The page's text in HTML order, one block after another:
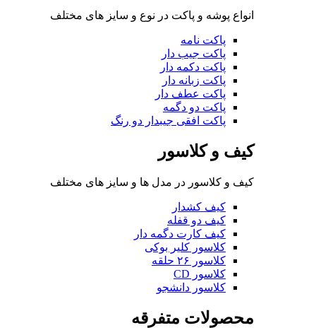
انواع پوشه و پاکت در نوع و سایز های مختلف
پاکت نامه
پاکت جیب دار
پاکت دکمه دار
پاکت زبانه دار
پاکت عطف دار
پاکت دو دگمه
پاکت افقی جیبدار دو رنگ
کیف و کلاسور
کیف و کلاسور در مدل ها و سایز های مختلف
کیف کشدار
کیف دو قفله
کیف کارت دگمه دار
کلاسور کلیر بوکی
کلاسور ۲۶ حلقه
کلاسور CD
کلاسور دانشجو
محصولات متفرقه